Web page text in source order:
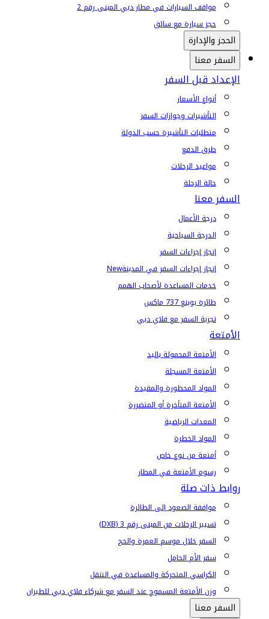
مواقف السيارات في مطار دبي المبنى رقم 2
حجز سيارة مع سائق
الحجز والإدارة
السفر معنا
الإعداد قبل السفر
أنواع الأسعار
التأشيرات وجوازات السفر
متطلبات التأشيرة حسب الدولة
طرق الدفع
مواعيد الرحلات
حالة الرحلة
السفر معنا
درجة الأعمال
الدرجة السياحية
إنجاز إجراءات السفر
إنجاز إجراءات السفر في المدينةNew
خدمات المساعدة لأصحاب الهمم
طائرة بوينغ 737 ماكس
تجربة السفر مع فلاي دبي
الأمتعة
الأمتعة المحمولة باليد
الأمتعة المسجلة
المواد المحظورة والمقيدة
الأمتعة المتأخرة أو المتضررة
المعدات الرياضية
المواد الخطرة
أمتعة من نوع خاص
رسوم الأمتعة في المطار
روابط ذات صلة
موافقة الصعود إلى الطائرة
تسيير الرحلات من المبنى رقم 3 (DXB)
السفر خلال موسم العمرة والحج
سفر الأم الحامل
الكراسي المتحركة والمساعدة في التنقل
وزن الأمتعة المسموح عند السفر مع شركاء فلاي دبي للطيران
السفر معنا